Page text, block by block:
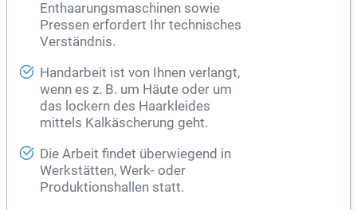
Enthaarungsmaschinen sowie
Pressen erfordert Ihr technisches
Verständnis.
Handarbeit ist von Ihnen verlangt,
wenn es z. B. um Häute oder um
das lockern des Haarkleides
mittels Kalkäscherung geht.
Die Arbeit findet überwiegend in
Werkstätten, Werk- oder
Produktionshallen statt.